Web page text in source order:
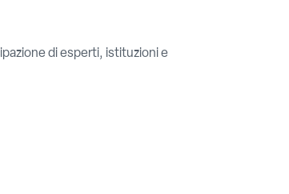
di esperti, istituzioni e